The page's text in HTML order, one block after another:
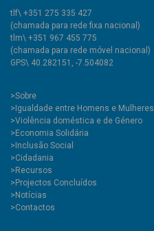
tlf\ +351 275 335 427
(chamada para rede fixa nacional)
tlm\ +351 967 455 775
(chamada para rede móvel nacional)
GPS\ 40.282151, -7.504082
>Sobre
>Igualdade entre Homens e Mulheres
>Violência doméstica e de Género
>Economia Solidária
>Inclusão Social
>Cidadania
>Recursos
>Projectos Concluídos
>Notícias
>Contactos